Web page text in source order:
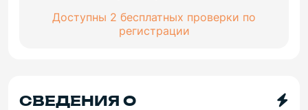
Доступны 2 бесплатных проверки по
регистрации
СВЕДЕНИЯ О